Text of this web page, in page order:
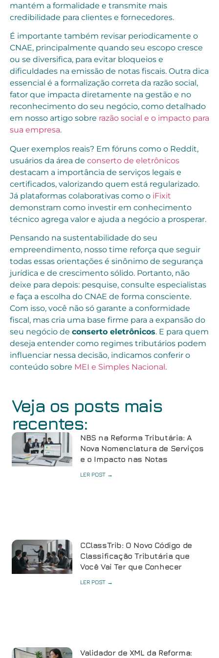
Veja os posts mais
recentes:
NBS na Reforma Tributária: A
Nova Nomenclatura de Serviços
e o Impacto nas Notas
LER POST →
CClassTrib: O Novo Código de
Classificação Tributária que
Você Vai Ter que Conhecer
LER POST →
Validador de XML da Reforma:
mantém a formalidade e transmite mais
credibilidade para clientes e fornecedores.
É importante também revisar periodicamente o
CNAE, principalmente quando seu escopo cresce
ou se diversifica, para evitar bloqueios e
dificuldades na emissão de notas fiscais. Outra dica
essencial é a formalização correta da razão social,
fator que impacta diretamente na gestão e no
reconhecimento do seu negócio, como detalhado
em nosso artigo sobre razão social e o impacto para
sua empresa.
Quer exemplos reais? Em fóruns como o Reddit,
usuários da área de conserto de eletrônicos
destacam a importância de serviços legais e
certificados, valorizando quem está regularizado.
Já plataformas colaborativas como o iFixit
demonstram como investir em conhecimento
técnico agrega valor e ajuda a negócio a prosperar.
Pensando na sustentabilidade do seu
empreendimento, nosso time reforça que seguir
todas essas orientações é sinônimo de segurança
jurídica e de crescimento sólido. Portanto, não
deixe para depois: pesquise, consulte especialistas
e faça a escolha do CNAE de forma consciente.
Com isso, você não só garante a conformidade
fiscal, mas cria uma base firme para a expansão do
seu negócio de conserto eletrônicos. E para quem
deseja entender como regimes tributários podem
influenciar nessa decisão, indicamos conferir o
conteúdo sobre MEI e Simples Nacional .